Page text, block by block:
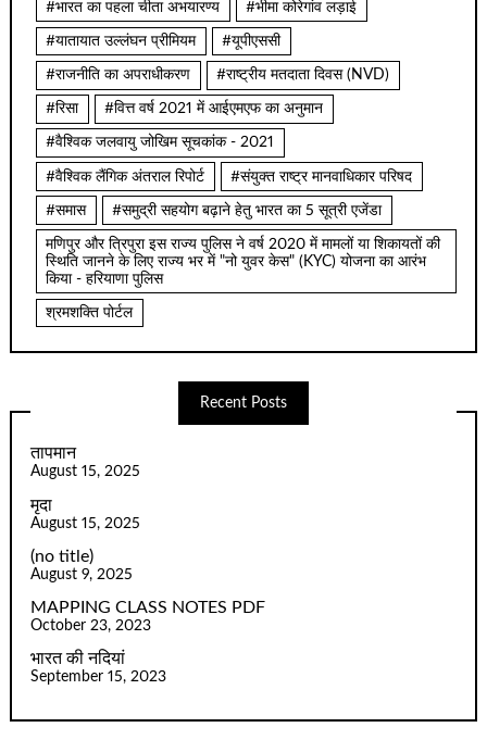
#भारत का पहला चीता अभयारण्य #भीमा कोरेगांव लड़ाई
#यातायात उल्लंघन प्रीमियम #यूपीएससी
#राजनीति का अपराधीकरण #राष्ट्रीय मतदाता दिवस (NVD)
#रिसा #वित्त वर्ष 2021 में आईएमएफ का अनुमान
#वैश्विक जलवायु जोखिम सूचकांक - 2021
#वैश्विक लैंगिक अंतराल रिपोर्ट #संयुक्त राष्ट्र मानवाधिकार परिषद
#समास #समुद्री सहयोग बढ़ाने हेतु भारत का 5 सूत्री एजेंडा
मणिपुर और त्रिपुरा इस राज्य पुलिस ने वर्ष 2020 में मामलों या शिकायतों की
स्थिति जानने के लिए राज्य भर में "नो युवर केस" (KYC) योजना का आरंभ
किया - हरियाणा पुलिस
श्रमशक्ति पोर्टल
Recent Posts
तापमान
August 15, 2025
मृदा
August 15, 2025
(no title)
August 9, 2025
MAPPING CLASS NOTES PDF
October 23, 2023
भारत की नदियां
September 15, 2023